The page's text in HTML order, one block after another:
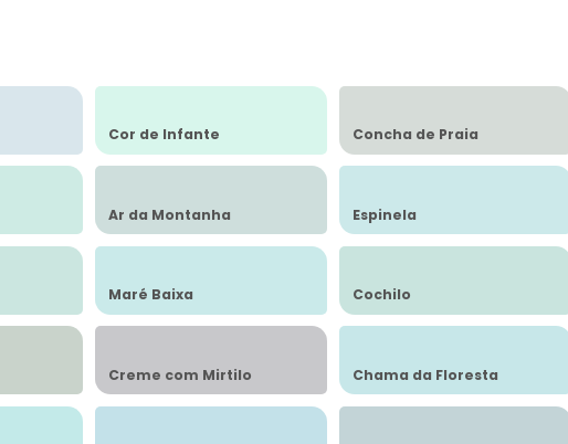
Cor de Infante Concha de Praia
Ar da Montanha Espinela
Maré Baixa Cochilo
Creme com Mirtilo Chama da Floresta